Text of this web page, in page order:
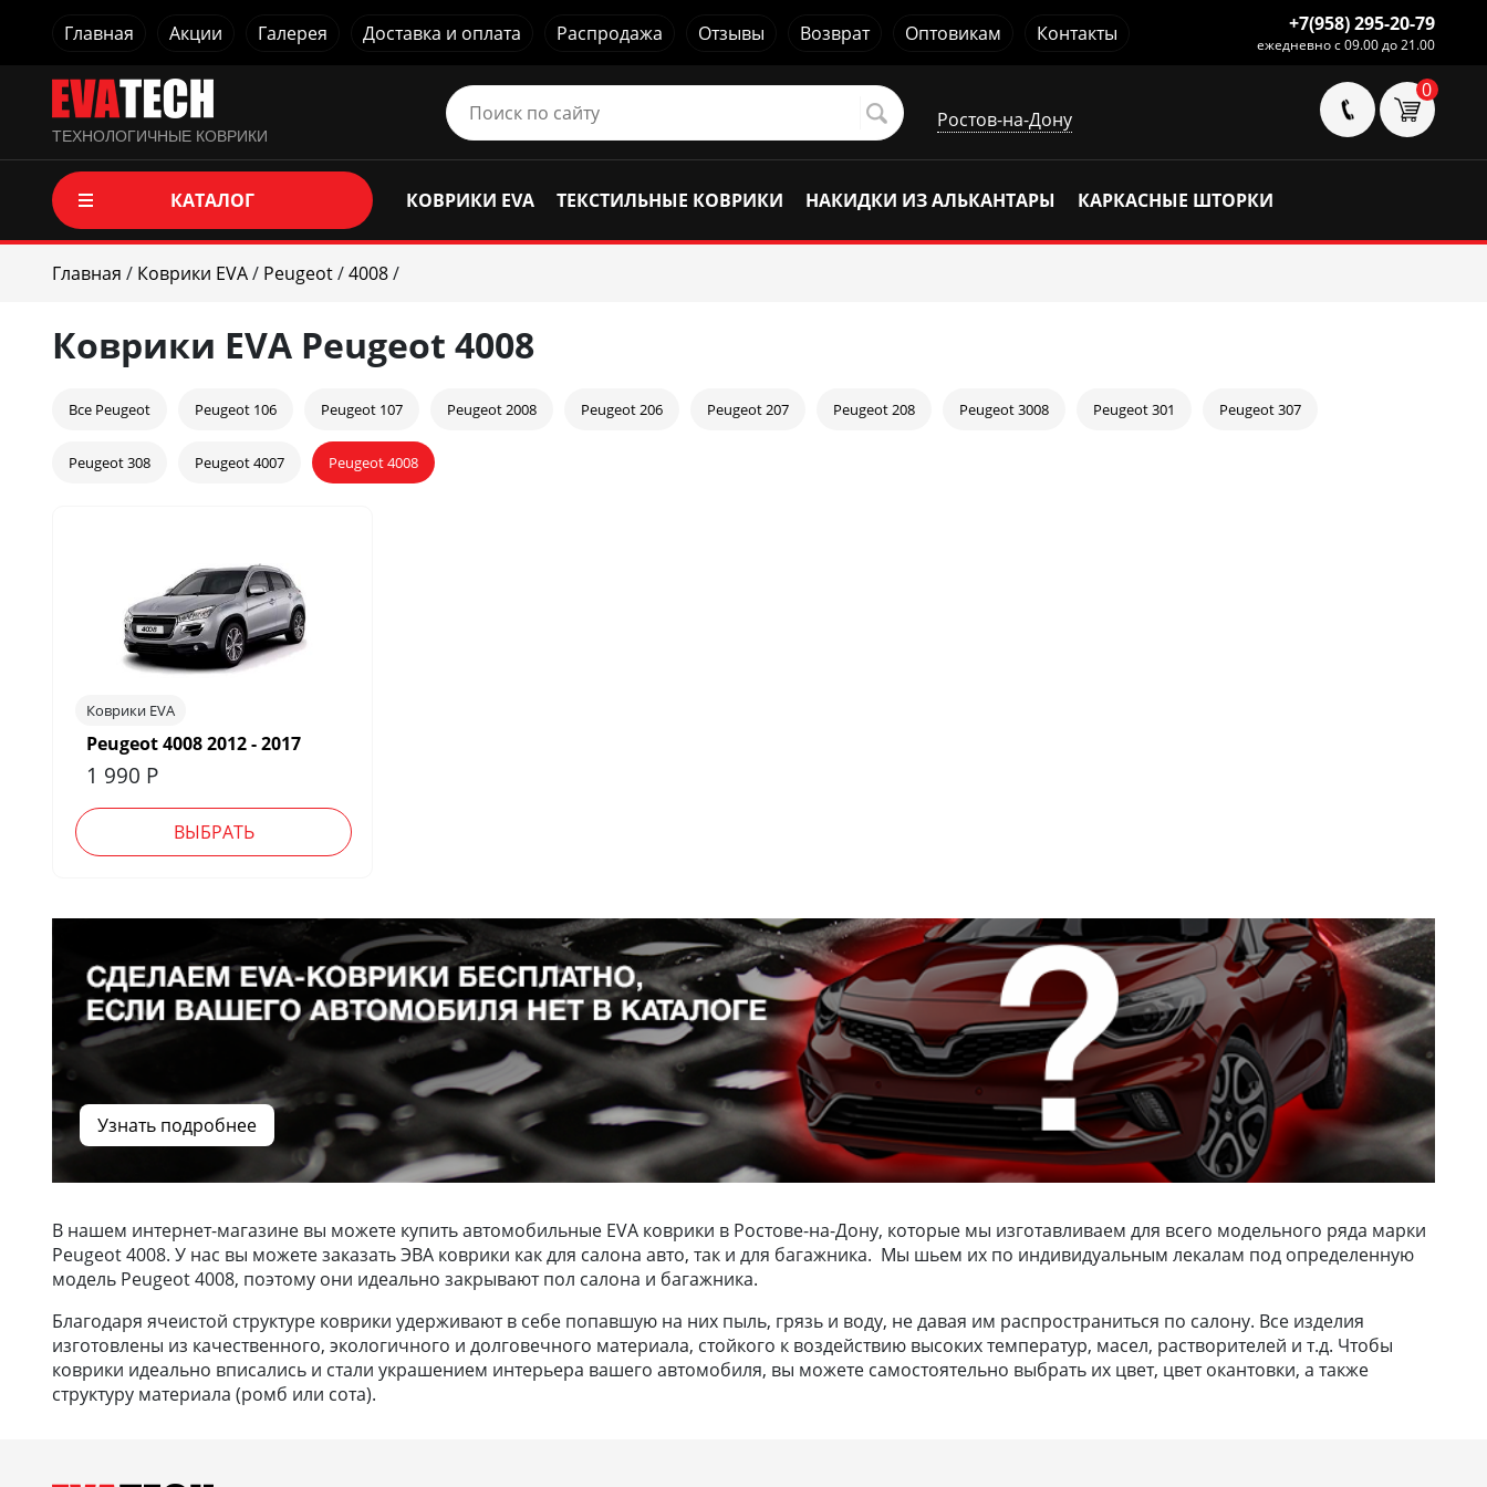
Главная Акции Галерея Доставка и оплата Распродажа Отзывы Возврат Оптовикам Контакты +7(958) 295-20-79
ежедневно с 09.00 до 21.00
ТЕХНОЛОГИЧНЫЕ КОВРИКИ
Ростов-на-Дону
0
КАТАЛОГ КОВРИКИ EVA ТЕКСТИЛЬНЫЕ КОВРИКИ НАКИДКИ ИЗ АЛЬКАНТАРЫ КАРКАСНЫЕ ШТОРКИ
Главная / Коврики EVA/ Peugeot/4008/
Коврики EVA Peugeot 4008
Все Peugeot Peugeot 106 Peugeot 107 Peugeot 2008 Peugeot 206 Peugeot 207 Peugeot 208 Peugeot 3008 Peugeot 301 Peugeot 307
Peugeot 308 Peugeot 4007 Peugeot 4008
Коврики EVA
Peugeot 4008 2012 - 2017
1 990 Р
ВЫБРАТЬ
Узнать подробнее
В нашем интернет-магазине вы можете купить автомобильные EVA коврики в Ростове-на-Дону, которые мы изготавливаем для всего модельного ряда марки
Peugeot 4008. У нас вы можете заказать ЭВА коврики как для салона авто, так и для багажника. Мы шьем их по индивидуальным лекалам под определенную
модель Peugeot 4008, поэтому они идеально закрывают пол салона и багажника.
Благодаря ячеистой структуре коврики удерживают в себе попавшую на них пыль, грязь и воду, не давая им распространиться по салону. Все изделия
изготовлены из качественного, экологичного и долговечного материала, стойкого к воздействию высоких температур, масел, растворителей и т.д. Чтобы
коврики идеально вписались и стали украшением интерьера вашего автомобиля, вы можете самостоятельно выбрать их цвет, цвет окантовки, а также
структуру материала (ромб или сота).